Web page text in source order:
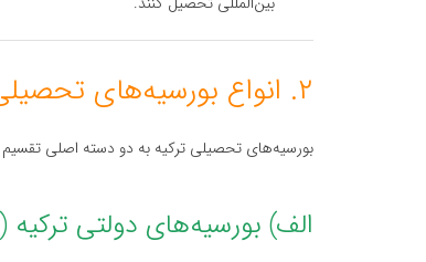
۲. انواع بورسیه‌های تحصیلی در ترکیه
بورسیه‌های تحصیلی ترکیه به دو دسته اصلی
الف) بورسیه‌های دولتی ترکیه (Turkiye Burslari)